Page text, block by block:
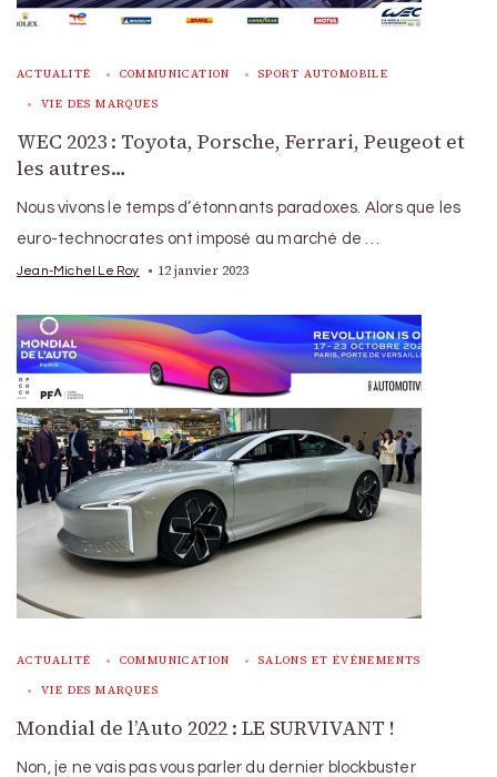
ACTUALITÉ COMMUNICATION SPORT AUTOMOBILE
VIE DES MARQUES
WEC 2023 : Toyota, Porsche, Ferrari, Peugeot et
les autres…
Nous vivons le temps d’étonnants paradoxes. Alors que les
euro-technocrates ont imposé au marché de …
Jean-Michel Le Roy 12 janvier 2023
ACTUALITÉ COMMUNICATION SALONS ET ÉVÉNEMENTS
VIE DES MARQUES
Mondial de l’Auto 2022 : LE SURVIVANT !
Non, je ne vais pas vous parler du dernier blockbuster